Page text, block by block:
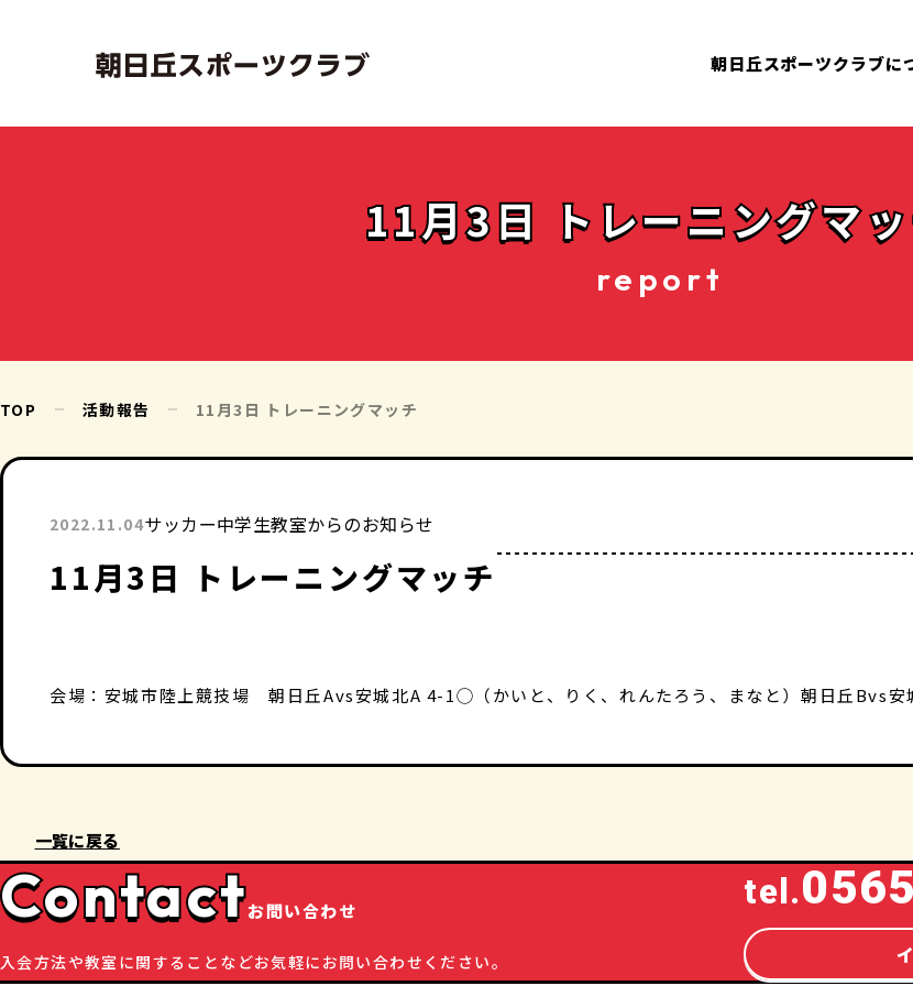
朝日丘スポーツクラブに
11月3日 トレーニングマ
report
TOP 活動報告 11月3日 トレーニングマッチ
2022.11.04サッカー中学生教室からのお知らせ
11月3日 トレーニングマッチ
会場：安城市陸上競技場 朝日丘Avs安城北A 4-1◯（かいと、りく、れんたろう、まなと）朝日丘Bvs安
一覧に戻る
Contactお問い合わせ
入会方法や教室に関することなどお気軽にお問い合わせください。
tel.